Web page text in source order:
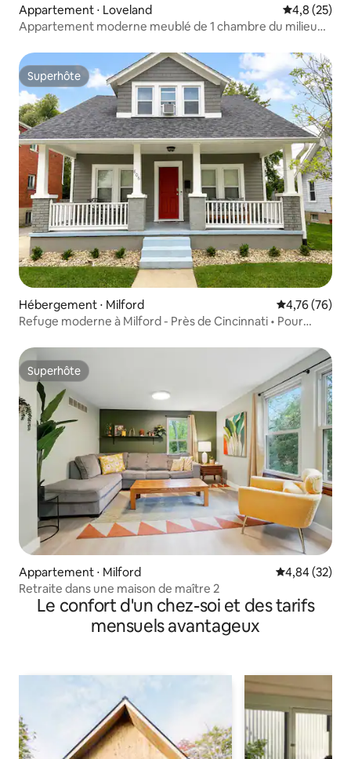
Appartement ⋅ Loveland Évaluation
4,8 (25)
Appartement moderne meublé de 1 chambre du milieu
Superhôte
Superhôte
Hébergement ⋅ Milford Évaluation
4,76 (76)
Refuge moderne à Milford - Près de Cincinnati • Pour
Superhôte
Superhôte
Appartement ⋅ Milford Évaluation
4,84 (32)
Retraite dans une maison de maître 2
Le confort d'un chez-soi et des tarifs
mensuels avantageux